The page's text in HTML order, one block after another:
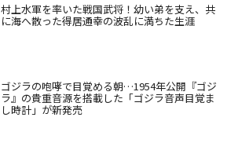
村上水軍を率いた戦国武将！幼い弟を支え、共
に海へ散った得居通幸の波乱に満ちた生涯
ゴジラの咆哮で目覚める朝…1954年公開『ゴジ
ラ』の貴重音源を搭載した「ゴジラ音声目覚ま
し時計」が新発売